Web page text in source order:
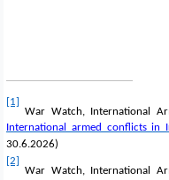
[1]
War Watch, International
International armed conflicts in
30.6.2026)
[2]
War Watch, International